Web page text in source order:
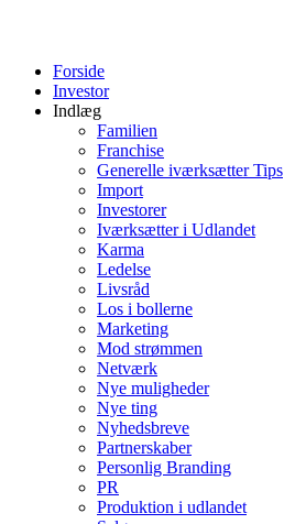
Forside
Investor
Indlæg
Familien
Franchise
Generelle iværksætter Tips
Import
Investorer
Iværksætter i Udlandet
Karma
Ledelse
Livsråd
Los i bollerne
Marketing
Mod strømmen
Netværk
Nye muligheder
Nye ting
Nyhedsbreve
Partnerskaber
Personlig Branding
PR
Produktion i udlandet